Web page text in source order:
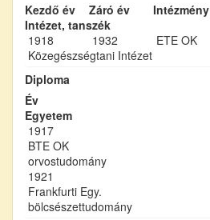
Kezdő év
Záró év
Intézmény
Intézet, tanszék
1918
1932
ETE OK
Közegészségtani Intézet
Diploma
Év
Egyetem
1917
BTE OK
orvostudomány
1921
Frankfurti Egy.
bölcsészettudomány